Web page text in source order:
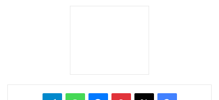
بينتيريست واتساب